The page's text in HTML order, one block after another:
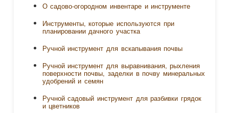
О садово-огородном инвентаре и инструменте
Инструменты, которые используются при
планировании дачного участка
Ручной инструмент для вскапывания почвы
Ручной инструмент для выравнивания, рыхления
поверхности почвы, заделки в почву минеральных
удобрений и семян
Ручной садовый инструмент для разбивки грядок
и цветников